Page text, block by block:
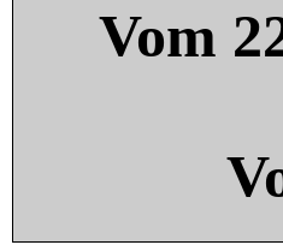
Vom